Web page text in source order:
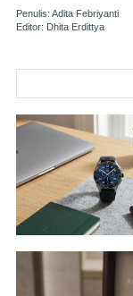
Penulis: Adita Febriyanti
Editor: Dhita Erdittya